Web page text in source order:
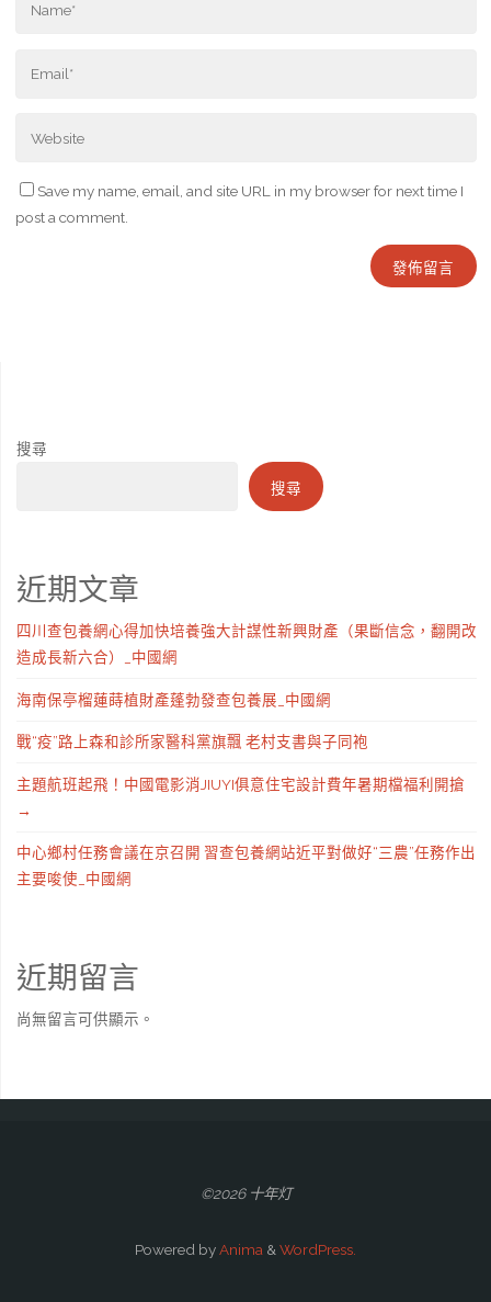
Save my name, email, and site URL in my browser for next time I
post a comment.
搜尋
搜尋
近期文章
四川查包養網心得加快培養強大計謀性新興財產（果斷信念，翻開改
造成長新六合）_中國網
海南保亭榴蓮蒔植財產蓬勃發查包養展_中國網
戰“疫”路上森和診所家醫科黨旗飄 老村支書與子同袍
主題航班起飛！中國電影消JIUYI俱意住宅設計費年暑期檔福利開搶
→
中心鄉村任務會議在京召開 習查包養網站近平對做好“三農”任務作出
主要唆使_中國網
近期留言
尚無留言可供顯示。
©2026 十年灯
Powered byAnima &WordPress.